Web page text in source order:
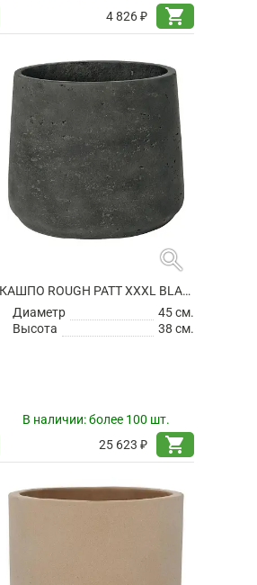
4 826 ₽
shopping_cart
search
КАШПО ROUGH PATT XXXL BLACK WASHED
Диаметр
45 см.
Высота
38 см.
В наличии:более 100 шт.
25 623 ₽
shopping_cart